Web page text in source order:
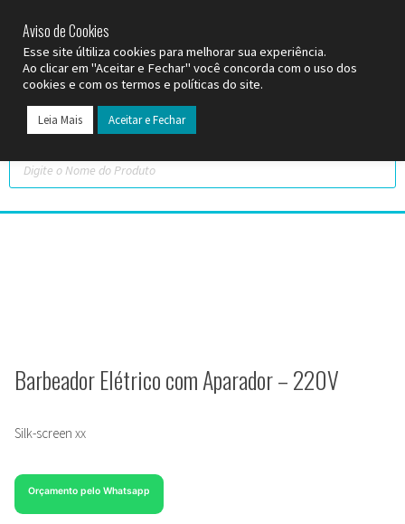
Barbeador Elétrico com Aparador – 220V
Silk-screen xx
Orçamento pelo Whatsapp
Aviso de Cookies
Esse site últiliza cookies para melhorar sua experiência.
Ao clicar em "Aceitar e Fechar" você concorda com o uso dos
cookies e com os termos e políticas do site.
Leia Mais Aceitar e Fechar